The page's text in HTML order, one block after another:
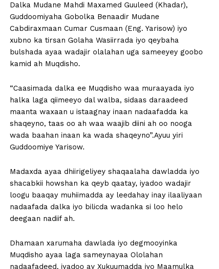
Dalka Mudane Mahdi Maxamed Guuleed (Khadar),
Guddoomiyaha Gobolka Benaadir Mudane
Cabdiraxmaan Cumar Cusmaan (Eng. Yarisow) iyo
xubno ka tirsan Golaha Wasiirrada iyo qeybaha
bulshada ayaa wadajir olalahan uga sameeyey goobo
kamid ah Muqdisho.
“Caasimada dalka ee Muqdisho waa muraayada iyo
halka laga qiimeeyo dal walba, sidaas daraadeed
maanta waxaan u istaagnay inaan nadaafadda ka
shaqeyno, taas oo ah waa waajib diini ah oo nooga
wada baahan inaan ka wada shaqeyno”.Ayuu yiri
Guddoomiye Yarisow.
Madaxda ayaa dhiirigeliyey shaqaalaha dawladda iyo
shacabkii howshan ka qeyb qaatay, iyadoo wadajir
loogu baaqay muhiimadda ay leedahay inay ilaaliyaan
nadaafada dalka iyo bilicda wadanka si loo helo
deegaan nadiif ah.
Dhamaan xarumaha dawlada iyo degmooyinka
Muqdisho ayaa laga sameynayaa Ololahan
nadaafadeed, iyadoo ay Xukuumadda iyo Maamulka